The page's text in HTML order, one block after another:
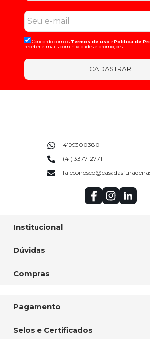
Concordo com os Termos de uso ePolitica de
receber e-mails com novidades e promoções.
CADASTRAR
Institucional
Dúvidas
Compras
4199300380
(41) 3377-2771
Pagamento
Selos e Certificados